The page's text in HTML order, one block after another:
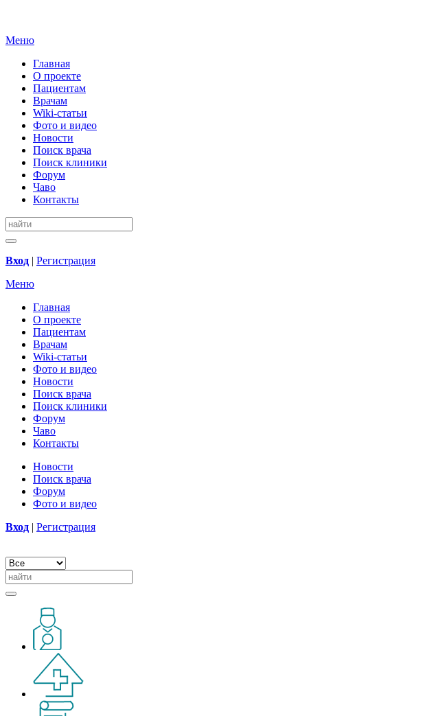
Меню
Главная
О проекте
Пациентам
Врачам
Wiki-статьи
Фото и видео
Новости
Поиск врача
Поиск клиники
Форум
Чаво
Контакты
Вход | Регистрация
Меню
Главная
О проекте
Пациентам
Врачам
Wiki-статьи
Фото и видео
Новости
Поиск врача
Поиск клиники
Форум
Чаво
Контакты
Новости
Поиск врача
Форум
Фото и видео
Вход | Регистрация